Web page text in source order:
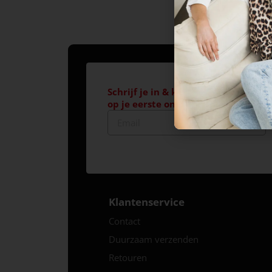
Schrijf je in & krijg €10,- korting*
op je eerste online aankoop!
Klantenservice
Contact
Duurzaam verzenden
Retouren